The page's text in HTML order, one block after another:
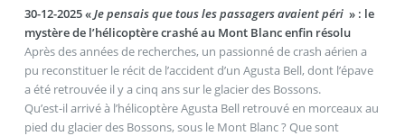
30-12-2025 «Je pensais que tous les passagers avaient péri » : le
mystère de l’hélicoptère crashé au Mont Blanc enfin résolu
Après des années de recherches, un passionné de crash aérien a
pu reconstituer le récit de l’accident d’un Agusta Bell, dont l’épave
a été retrouvée il y a cinq ans sur le glacier des Bossons.
Qu’est-il arrivé à l’hélicoptère Agusta Bell retrouvé en morceaux au
pied du glacier des Bossons, sous le Mont Blanc ? Que sont